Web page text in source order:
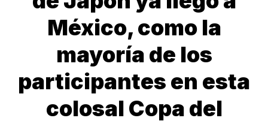
México, como la
mayoría de los
participantes en esta
colosal Copa del